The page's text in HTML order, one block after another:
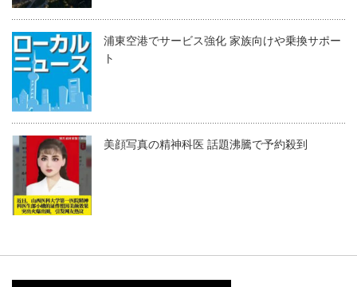
浦東空港でサービス強化 家族向けや乗換サポー
ト
美顔写真の精神科医 話題沸騰で予約殺到